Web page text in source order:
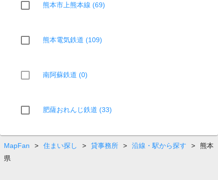
熊本市上熊本線 (69)
熊本電気鉄道 (109)
南阿蘇鉄道 (0)
肥薩おれんじ鉄道 (33)
MapFan > 住まい探し > 貸事務所 > 沿線・駅から探す >
熊本
県